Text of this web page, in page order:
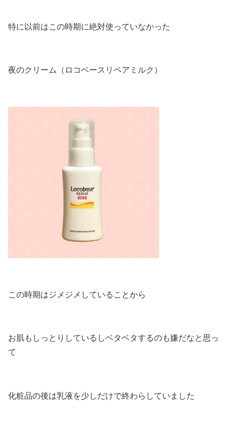
特に以前はこの時期に絶対使っていなかった
夜のクリーム（ロコベースリペアミルク）
この時期はジメジメしていることから
お肌もしっとりしているしベタベタするのも嫌だなと思っ
て
化粧品の後は乳液を少しだけで終わらしていました